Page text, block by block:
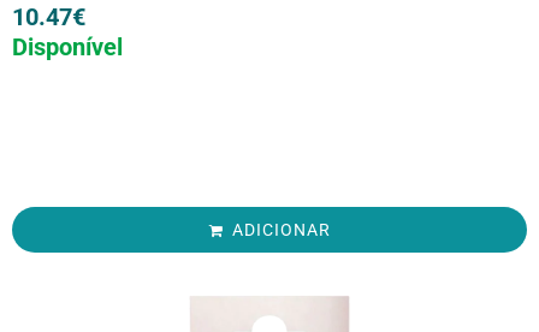
10.47€
Disponível
ADICIONAR